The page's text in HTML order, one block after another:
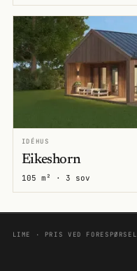
IDÉHUS
Eikeshorn
105 m² · 3 sov
LIME · PRIS VED FORESPØRSEL